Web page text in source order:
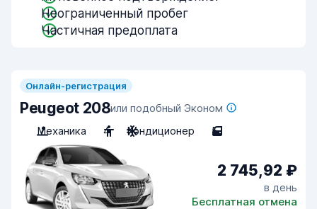
Неограниченный пробег
Частичная предоплата
Онлайн-регистрация
Peugeot 208или подобный Эконом
Механика
4 Кондиционер 5
2 745,92 ₽
в день
Бесплатная отмена